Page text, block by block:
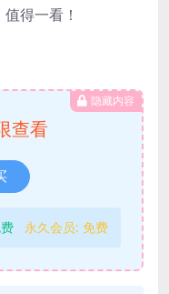
得一看！
隐藏内容
查看
永久会员: 免费